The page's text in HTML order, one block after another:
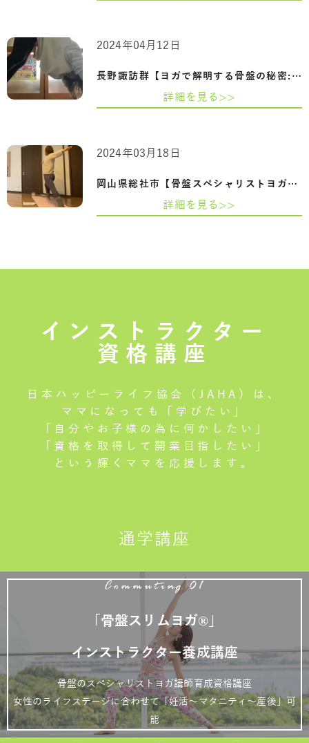
長野諏訪群【ヨガで解明する骨盤の秘密:妊…
2024年04月12日
詳細を見る>>
岡山県総社市【骨盤スペシャリストヨガ資…
2024年03月18日
詳細を見る>>
インストラクター
資格講座
日本ハッピーライフ協会（JAHA）は、
ママになっても「学びたい」
「自分やお子様の為に何かしたい」
「資格を取得して開業目指したい」
という輝くママを応援します。
通学講座
Commuting 01
「骨盤スリムヨガ®」
インストラクター養成講座
骨盤のスペシャリストヨガ講師育成資格講座
女性のライフステージに合わせて「妊活～マタニティ～産後」可
能